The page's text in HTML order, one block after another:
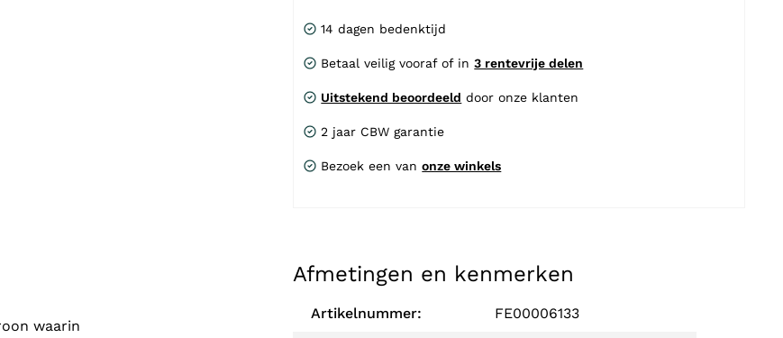
14 dagen bedenktijd
Betaal veilig vooraf of in3 rentevrije delen
Uitstekend beoordeeld door onze klanten
2 jaar CBW garantie
Bezoek een vanonze winkels
waarin
Afmetingen en kenmerken
Artikelnummer: FE00006133